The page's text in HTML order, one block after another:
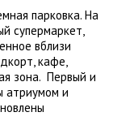
парковка. На
супермаркет,
вблизи
кафе,
зона. Первый и
атриумом и